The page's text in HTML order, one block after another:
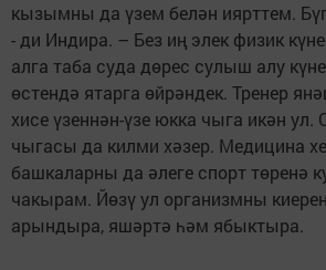
кызымны да үзем белән иярттем.
- ди Индира. – Без иң элек физик
алга таба суда дөрес сулыш алу
өстендә ятарга өйрәндек. Тренер
хисе үзеннән-үзе юкка чыга икән ул.
чыгасы да килми хәзер. Медицина
башкаларны да әлеге спорт төренә
чакырам. Йөзү ул организмны
арындыра, яшәртә һәм ябыктыра.